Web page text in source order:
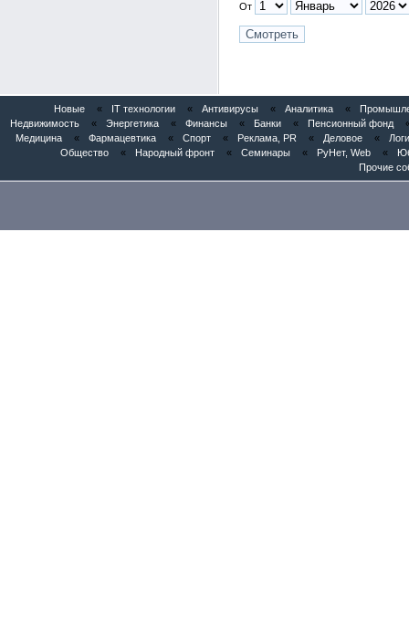
От
Новые « IT технологии « Антивирусы « Аналитика «
Недвижимость
« Энергетика « Финансы « Банки « Пенсионный фонд
Медицина
« Фармацевтика « Спорт « Реклама, PR « Деловое «
Общество
« Народный фронт « Семинары « РуНет, Web «
Прочие